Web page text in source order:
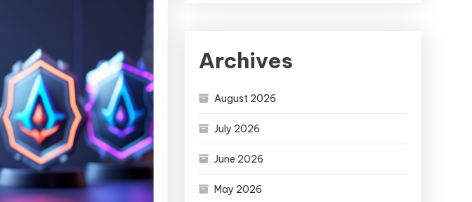
Archives
August 2026
July 2026
June 2026
May 2026